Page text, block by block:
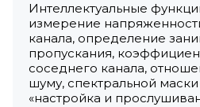
Интеллектуальные
измерение
канала, определение
пропускания,
соседнего канала,
шуму, спектральной маски
«настройка и